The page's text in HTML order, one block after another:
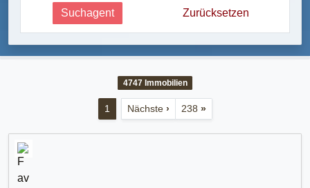
Suchagent Zurücksetzen
4747Immobilien
1 Nächste › 238 »